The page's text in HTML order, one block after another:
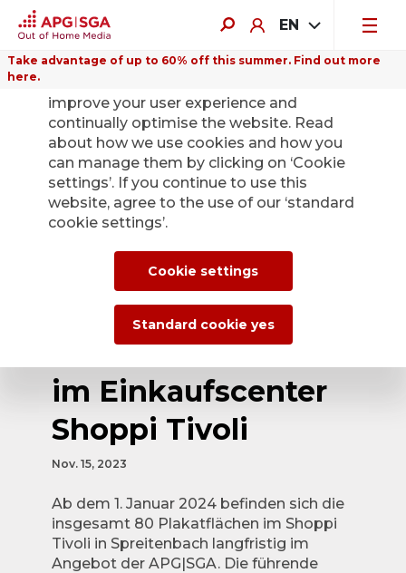
EN
Take advantage of up to 60% off this summer. Find out more
here.
Back
APG|SGA erhält den
Zuschlag für die
Vermarktung von
80 Werbeflächen
im Einkaufscenter
Shoppi Tivoli
Nov. 15, 2023
Ab dem 1. Januar 2024 befinden sich die
insgesamt 80 Plakatflächen im Shoppi
Tivoli in Spreitenbach langfristig im
Angebot der APG|SGA. Die führende
improve your user experience and
continually optimise the website. Read
about how we use cookies and how you
can manage them by clicking on ‘Cookie
settings’. If you continue to use this
website, agree to the use of our ‘standard
cookie settings’.
Cookie settings
Standard cookie yes